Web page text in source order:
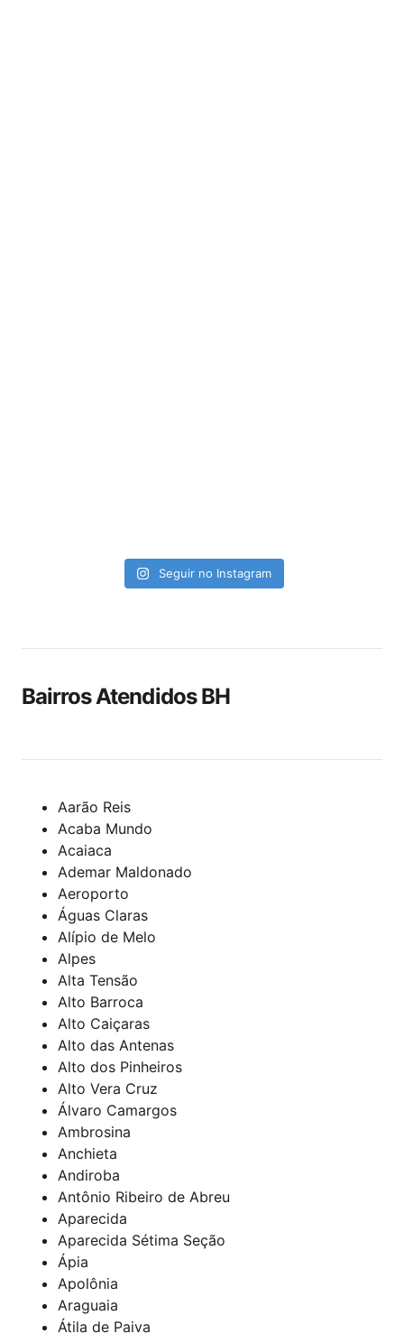
Seguir no Instagram
Bairros Atendidos BH
Aarão Reis
Acaba Mundo
Acaiaca
Ademar Maldonado
Aeroporto
Águas Claras
Alípio de Melo
Alpes
Alta Tensão
Alto Barroca
Alto Caiçaras
Alto das Antenas
Alto dos Pinheiros
Alto Vera Cruz
Álvaro Camargos
Ambrosina
Anchieta
Andiroba
Antônio Ribeiro de Abreu
Aparecida
Aparecida Sétima Seção
Ápia
Apolônia
Araguaia
Átila de Paiva